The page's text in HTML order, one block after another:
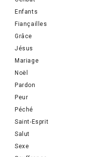
Enfants
Fiançailles
Grâce
Jésus
Mariage
Noël
Pardon
Peur
Péché
Saint-Esprit
Salut
Sexe